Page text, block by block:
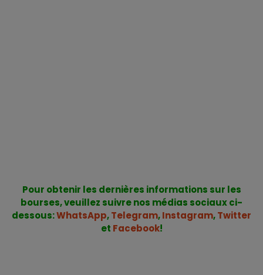
Pour obtenir les dernières informations sur les
bourses, veuillez suivre nos médias sociaux ci-
dessous:WhatsApp,Telegram,Instagram,Twitter
et Facebook!